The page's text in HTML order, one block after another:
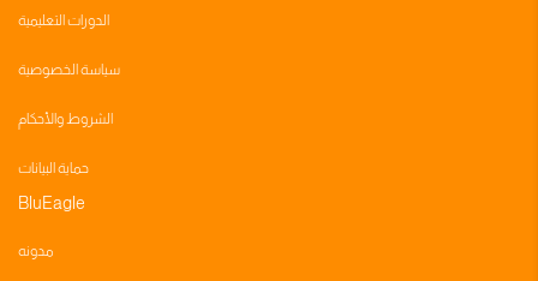
الدورات التعليمية
سياسة الخصوصية
الشروط والأحكام
حماية البيانات
BluEagle
مدونه